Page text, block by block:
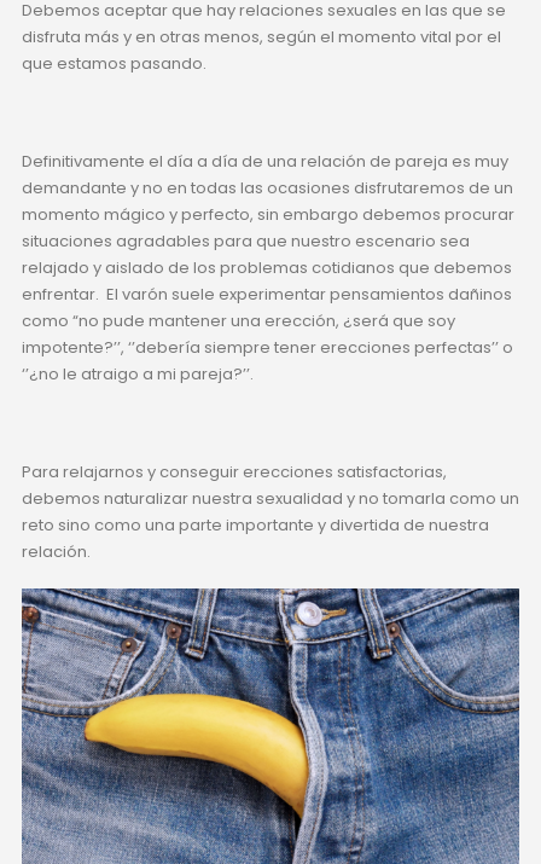
Debemos aceptar que hay relaciones sexuales en las que se
disfruta más y en otras menos, según el momento vital por el
que estamos pasando.
Definitivamente el día a día de una relación de pareja es muy
demandante y no en todas las ocasiones disfrutaremos de un
momento mágico y perfecto, sin embargo debemos procurar
situaciones agradables para que nuestro escenario sea
relajado y aislado de los problemas cotidianos que debemos
enfrentar. El varón suele experimentar pensamientos dañinos
como “no pude mantener una erección, ¿será que soy
impotente?’’, ‘’debería siempre tener erecciones perfectas’’ o
‘’¿no le atraigo a mi pareja?’’.
Para relajarnos y conseguir erecciones satisfactorias,
debemos naturalizar nuestra sexualidad y no tomarla como un
reto sino como una parte importante y divertida de nuestra
relación.